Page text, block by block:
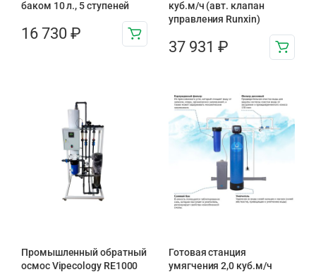
баком 10 л., 5 ступеней
16 730 ₽
куб.м/ч (авт. клапан
управления Runxin)
37 931 ₽
Промышленный обратный
осмос Vipecology RE1000
Готовая станция
умягчения 2,0 куб.м/ч